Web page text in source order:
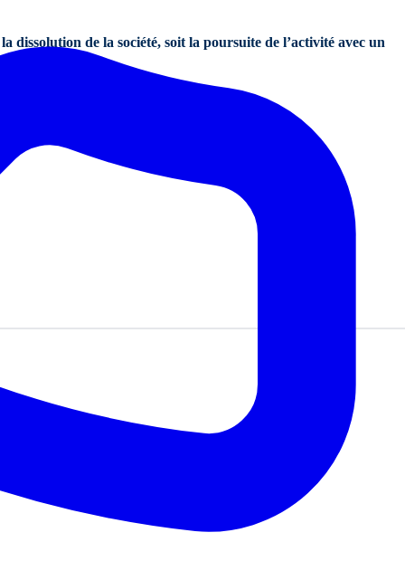
dissolution de la société, soit la poursuite de l’activité avec un